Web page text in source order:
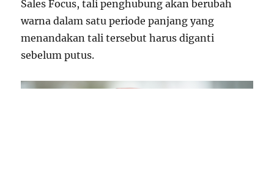
Sales Focus, tali penghubung akan berubah
warna dalam satu periode panjang yang
menandakan tali tersebut harus diganti
sebelum putus.